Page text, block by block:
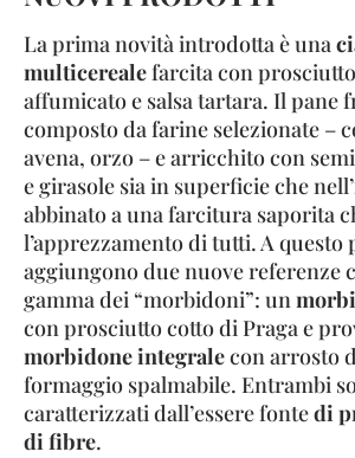
La prima novità introdotta è una
multicerealefarcita con
affumicato e salsa tartara. Il pane
composto da farine selezionate –
avena, orzo – e arricchito con
e girasole sia in superficie che
abbinato a una farcitura saporita
l’apprezzamento di tutti. A questo
aggiungono due nuove referenze
gamma dei “morbidoni”: un
con prosciutto cotto di Praga e
morbidone integralecon arrosto
formaggio spalmabile. Entrambi
caratterizzati dall’essere fontedi
di fibre.